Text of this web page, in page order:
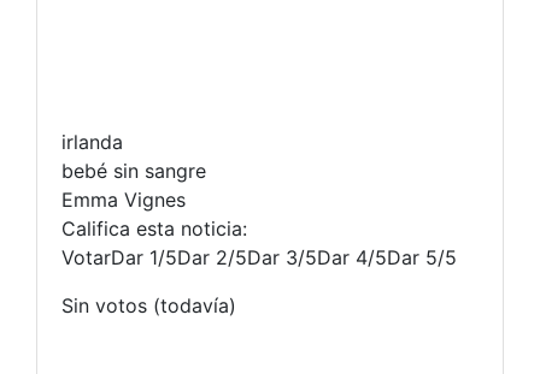
irlanda
bebé sin sangre
Emma Vignes
Califica esta noticia:
VotarDar 1/5Dar 2/5Dar 3/5Dar 4/5Dar 5/5
Sin votos (todavía)